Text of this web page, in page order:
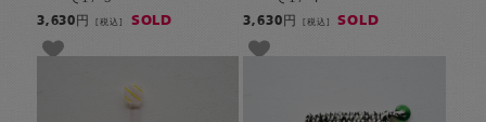
3,630円[税込] SOLD 3,630円 [税込] SOLD